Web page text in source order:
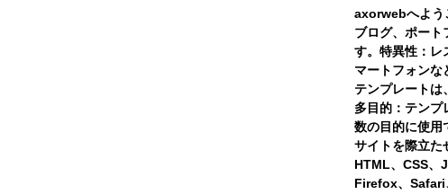
axorwebへよう
ブログ、ポート
す。特異性：レ
マートフォンな
テンプレートは
多目的：テンプ
数の目的に使用
サイトを際立た
HTML、CSS、
Firefox、